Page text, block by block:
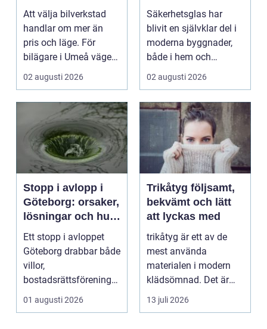
Att välja bilverkstad
handlar om mer än
pris och läge. För
bilägare i Umeå väger
trygghet, tillgängl...
02 augusti 2026
smarta
glaslösningar
Säkerhetsglas har
blivit en självklar del i
moderna byggnader,
både i hem och
offentliga miljöer. I ...
02 augusti 2026
Stopp i avlopp i
Göteborg: orsaker,
lösningar och hur
problem kan
undvikas
Ett stopp i avloppet
Göteborg drabbar både
villor,
bostadsrättsföreningar
01 augusti 2026
Trikåtyg följsamt,
bekvämt och lätt
att lyckas med
trikåtyg är ett av de
mest använda
materialen i modern
klädsömnad. Det är
mjukt, elastiskt och
formb...
13 juli 2026